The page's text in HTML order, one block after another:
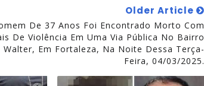
Older Article
De 37 Anos Foi Encontrado Morto Com
De Violência Em Uma Via Pública No Bairro
Walter, Em Fortaleza, Na Noite Dessa Terça-
Feira, 04/03/2025.